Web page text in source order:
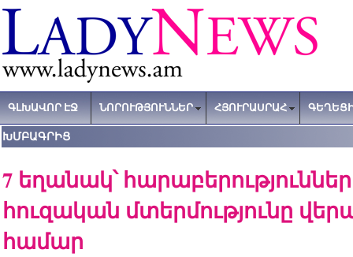
ԳԼԽԱՎՈՐ ԷՋ ՆՈՐՈՒԹՅՈՒՆՆԵՐ ՀՅՈՒՐԱՍՐԱՀ
ԽՄԲԱԳՐԻՑ
7 եղանակ՝
հուզական մտերմությունը
համար